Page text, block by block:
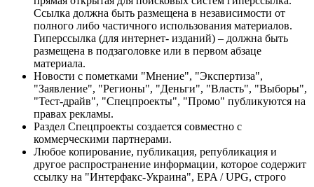
Ссылка должна быть размещена в независимости от
полного либо частичного использования материалов.
Гиперссылка (для интернет- изданий) – должна быть
размещена в подзаголовке или в первом абзаце
материала.
Новости с пометками "Мнение", "Экспертиза",
"Заявление", "Регионы", "Деньги", "Власть", "Выборы",
"Тест-драйв", "Спецпроекты", "Промо" публикуются на
правах рекламы.
Раздел Спецпроекты создается совместно с
коммерческими партнерами.
Любое копирование, публикация, републикация и
другое распространение информации, которое содержит
ссылку на "Интерфакс-Украина", EPA / UPG, строго